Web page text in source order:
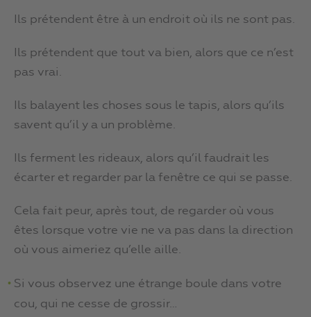
Ils prétendent être à un endroit où ils ne sont pas.
Ils prétendent que tout va bien, alors que ce n’est
pas vrai.
Ils balayent les choses sous le tapis, alors qu’ils
savent qu’il y a un problème.
Ils ferment les rideaux, alors qu’il faudrait les
écarter et regarder par la fenêtre ce qui se passe.
Cela fait peur, après tout, de regarder où vous
êtes lorsque votre vie ne va pas dans la direction
où vous aimeriez qu’elle aille.
Si vous observez une étrange boule dans votre
cou, qui ne cesse de grossir…